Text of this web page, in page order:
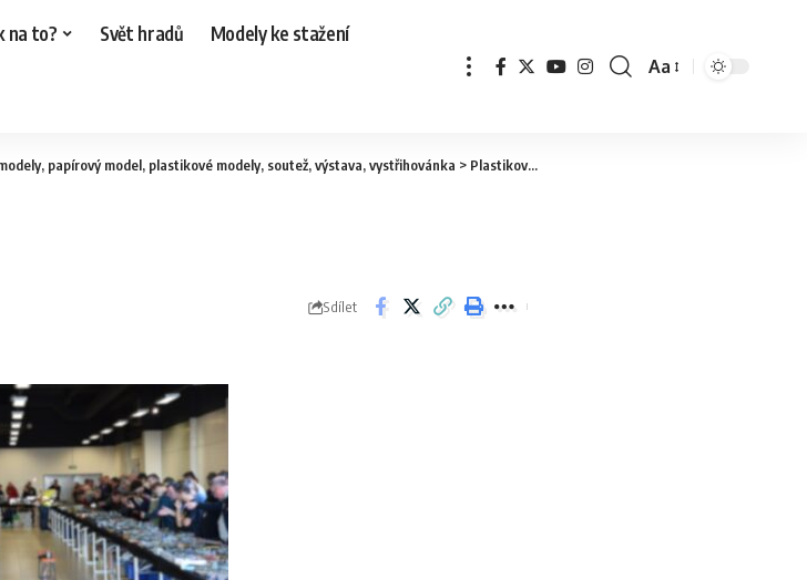
na to? Svět hradů Modely ke stažení
Aa
, papírový model, plastikové modely, soutež,výstava,vystřihovánka > Plastiková Zima 2025
Sdílet